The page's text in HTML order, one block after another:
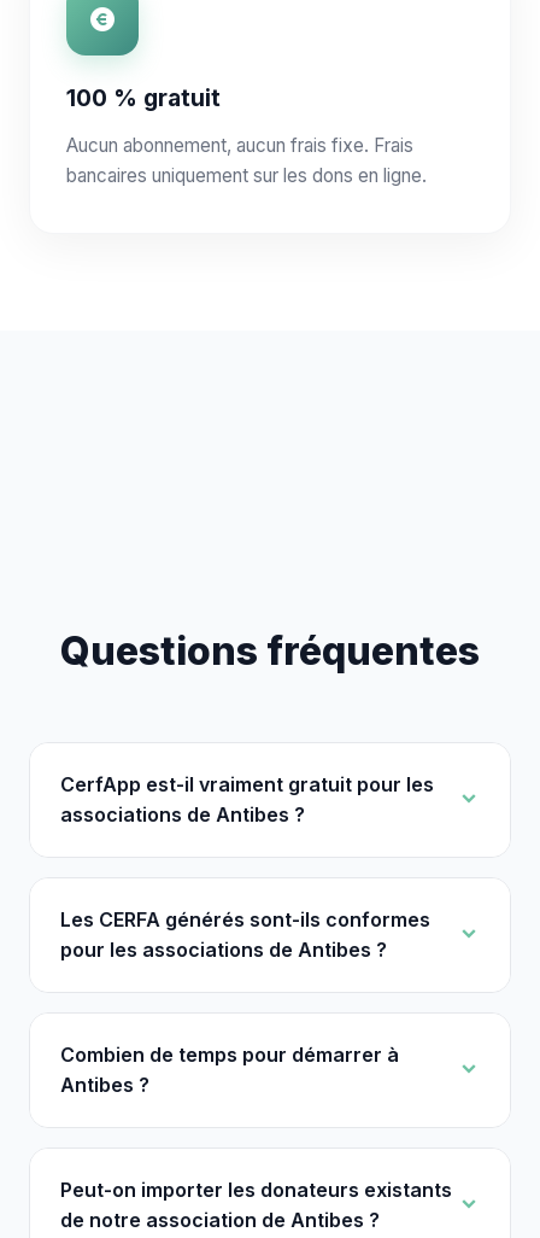
100 % gratuit
Aucun abonnement, aucun frais fixe. Frais
bancaires uniquement sur les dons en ligne.
Questions fréquentes
CerfApp est-il vraiment gratuit pour les
associations de Antibes ?
Les CERFA générés sont-ils conformes
pour les associations de Antibes ?
Combien de temps pour démarrer à
Antibes ?
Peut-on importer les donateurs existants
de notre association de Antibes ?